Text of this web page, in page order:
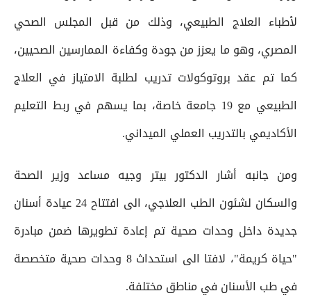
لأطباء العلاج الطبيعي، وذلك من قبل المجلس الصحي
المصري، وهو ما يعزز من جودة وكفاءة الممارسين الصحيين،
كما تم عقد بروتوكولات تدريب لطلبة الامتياز في العلاج
الطبيعي مع 19 جامعة خاصة، بما يسهم في ربط التعليم
الأكاديمي بالتدريب العملي الميداني.
ومن جانبه أشار الدكتور بيتر وجيه مساعد وزير الصحة
والسكان لشئون الطب العلاجي، الى افتتاح 24 عيادة أسنان
جديدة داخل وحدات صحية تم إعادة تطويرها ضمن مبادرة
"حياة كريمة"، لافتا الى استحداث 8 وحدات صحية متخصصة
في طب الأسنان في مناطق مختلفة.